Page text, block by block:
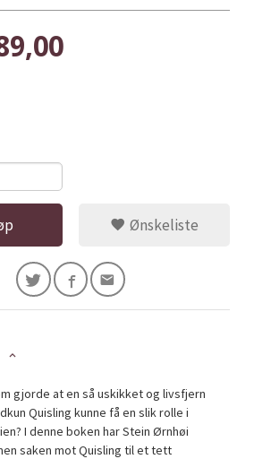
Ønskeliste
gjorde at en så uskikket og livsfjern
Quisling kunne få en slik rolle i
I denne boken har Stein Ørnhøi
saken mot Quisling til et tett